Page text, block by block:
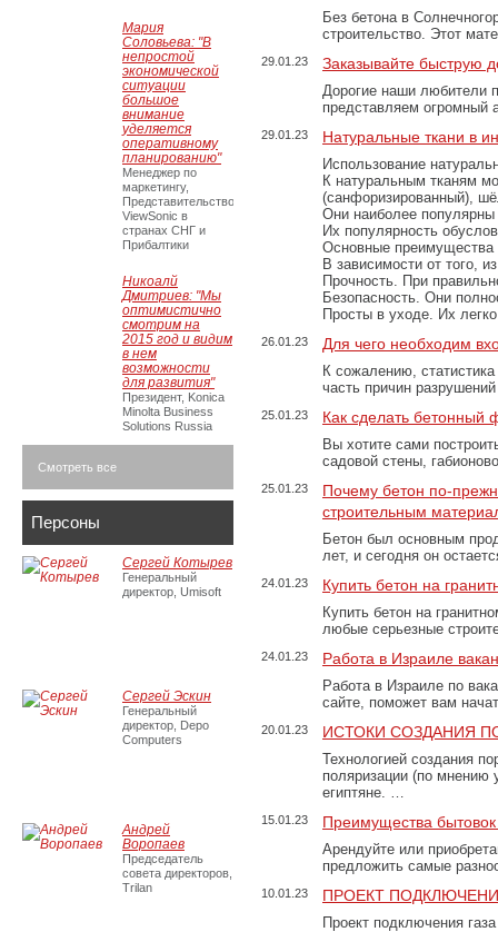
Без бетона в
строительство. Этот
29.01.23 Заказывайте быструю
Дорогие наши любители
представляем огромный
29.01.23 Натуральные ткани в
Использование
К натуральным тканям
(санфоризированный),
Они наиболее популярны
Их популярность
Основные преимущества
В зависимости от того,
Прочность. При
Безопасность. Они
Просты в уходе. Их
26.01.23 Для чего необходим
К сожалению,
часть причин
25.01.23 Как сделать бетонный
Вы хотите сами
садовой стены,
25.01.23
Почему бетон по-
строительным
Бетон был основным
лет, и сегодня он
24.01.23 Купить бетон на
Купить бетон на
любые серьезные
24.01.23 Работа в Израиле
Работа в Израиле по
сайте, поможет вам
20.01.23 ИСТОКИ СОЗДАНИЯ
Технологией создания
поляризации (по
египтяне. …
15.01.23 Преимущества
Арендуйте или
предложить самые
10.01.23 ПРОЕКТ
Проект подключения
Мария
Соловьева: "В
непростой
экономической
ситуации
большое
внимание
уделяется
оперативному
планированию"
Менеджер по
маркетингу,
Представительство
ViewSonic в
странах СНГ и
Прибалтики
Никоалй
Дмитриев: "Мы
оптимистично
смотрим на
2015 год и видим
в нем
возможности
для развития"
Президент, Konica
Minolta Business
Solutions Russia
Смотреть все
Персоны
Сергей Котырев
Генеральный
директор, Umisoft
Сергей Эскин
Генеральный
директор, Depo
Computers
Андрей
Воропаев
Председатель
совета директоров,
Trilan